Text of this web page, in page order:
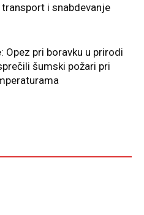
transport i snabdevanje
Opez pri boravku u prirodi
šumski požari pri